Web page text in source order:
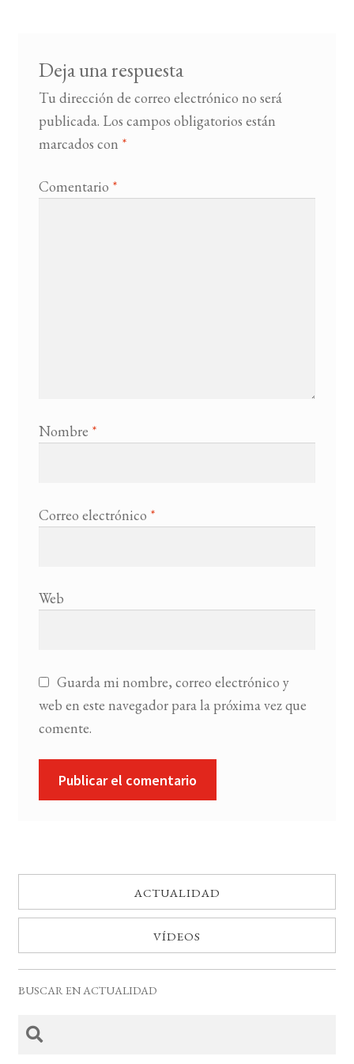
LISTA DE LIBROS
Deja una respuesta
Tu dirección de correo electrónico no será
publicada. Los campos obligatorios están
marcados con *
Comentario *
Nombre *
Correo electrónico *
Web
Guarda mi nombre, correo electrónico y
web en este navegador para la próxima vez que
comente.
ACTUALIDAD
VÍDEOS
BUSCAR EN ACTUALIDAD